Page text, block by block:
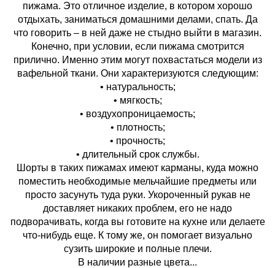
пижама. Это отличное изделие, в котором хорошо
отдыхать, заниматься домашними делами, спать. Да
что говорить – в ней даже не стыдно выйти в магазин.
Конечно, при условии, если пижама смотрится
прилично. Именно этим могут похвастаться модели из
вафельной ткани. Они характеризуются следующим:
• натуральность;
• мягкость;
• воздухопроницаемость;
• плотность;
• прочность;
• длительный срок службы.
Шорты в таких пижамах имеют карманы, куда можно
поместить необходимые мельчайшие предметы или
просто засунуть туда руки. Укороченный рукав не
доставляет никаких проблем, его не надо
подворачивать, когда вы готовите на кухне или делаете
что-нибудь еще. К тому же, он помогает визуально
сузить широкие и полные плечи.
В наличии разные цвета...